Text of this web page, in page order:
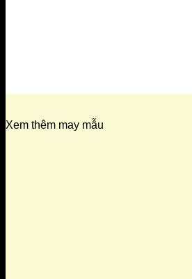
Xem thêm may mẫu